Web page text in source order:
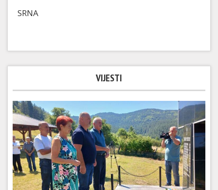
SRNA
VIJESTI